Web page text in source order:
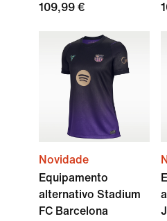
109,99 €
Novidade
Equipamento
alternativo Stadium
FC Barcelona